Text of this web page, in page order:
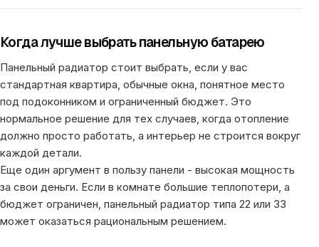
Когда лучше выбрать панельную батарею
Панельный радиатор стоит выбрать, если у вас
стандартная квартира, обычные окна, понятное место
под подоконником и ограниченный бюджет. Это
нормальное решение для тех случаев, когда отопление
должно просто работать, а интерьер не строится вокруг
каждой детали.
Еще один аргумент в пользу панели - высокая мощность
за свои деньги. Если в комнате большие теплопотери, а
бюджет ограничен, панельный радиатор типа 22 или 33
может оказаться рациональным решением.